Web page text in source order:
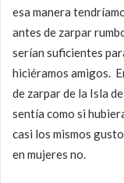
esa manera
antes de zarpar
serían suficientes
hiciéramos amigos.
de zarpar de la Isla
sentía como si
casi los mismos
en mujeres no.